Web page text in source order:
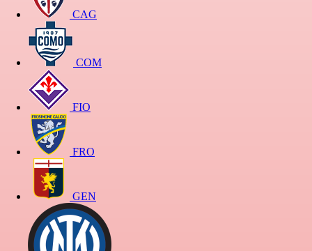
CAG
COM
FIO
FRO
GEN